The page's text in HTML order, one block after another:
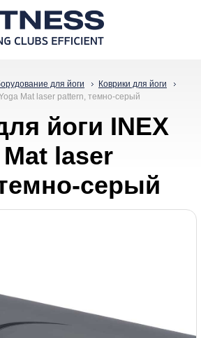
для йоги
Коврики для йоги
Mat laser pattern, темно-серый
йоги INEX
Mat laser
серый